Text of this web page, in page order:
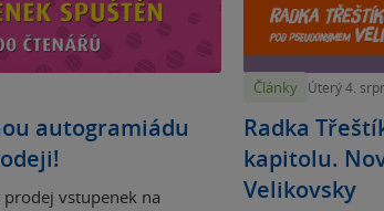
autogramiádu
vstupenek na
Články Úterý 4.
Radka
kapitolu.
Velikovsky